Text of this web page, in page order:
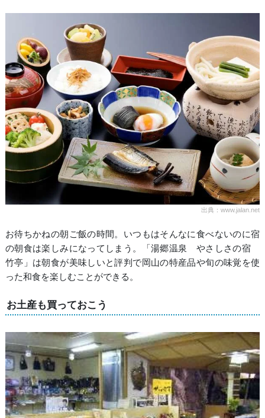
出典：www.jalan.net
お待ちかねの朝ご飯の時間。いつもはそんなに食べないのに宿
の朝食は楽しみになってしまう。「湯郷温泉 やさしさの宿
竹亭」は朝食が美味しいと評判で岡山の特産品や旬の味覚を使
った和食を楽しむことができる。
お土産も買っておこう